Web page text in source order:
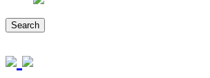
Search